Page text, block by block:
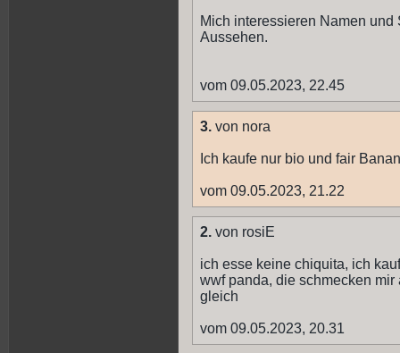
Mich interessieren Namen
Aussehen.
vom 09.05.2023, 22.45
3. von nora
Ich kaufe nur bio und fair
vom 09.05.2023, 21.22
2. von rosiE
ich esse keine chiquita, ich
wwf panda, die schmecken
gleich
vom 09.05.2023, 20.31